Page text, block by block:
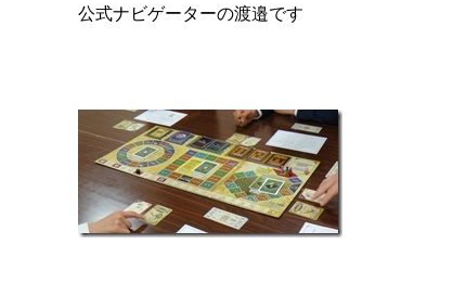
公式ナビゲーターの渡邉です